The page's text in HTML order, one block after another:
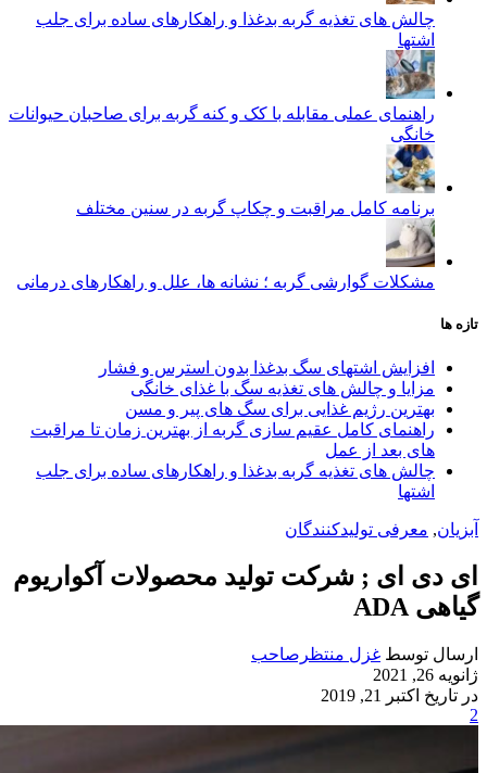
چالش‌ های تغذیه گربه بدغذا و راهکارهای ساده برای جلب
اشتها
راهنمای عملی مقابله با کک و کنه گربه برای صاحبان حیوانات
خانگی
برنامه کامل مراقبت و چکاپ گربه در سنین مختلف
مشکلات گوارشی گربه ؛ نشانه‌ ها، علل و راهکارهای درمانی
تازه ها
افزایش اشتهای سگ بدغذا بدون استرس و فشار
مزایا و چالش‌ های تغذیه سگ با غذای خانگی
بهترین رژیم غذایی برای سگ‌ های پیر و مسن
راهنمای کامل عقیم سازی گربه از بهترین زمان تا مراقبت‌
های بعد از عمل
چالش‌ های تغذیه گربه بدغذا و راهکارهای ساده برای جلب
اشتها
آبزیان, معرفی تولیدکنندگان
ای دی ای ; شرکت تولید محصولات آکواریوم
گیاهی ADA
ارسال توسط غزل منتظرصاحب
ژانویه 26, 2021
در تاریخ اکتبر 21, 2019
2